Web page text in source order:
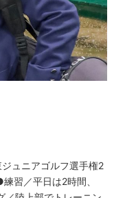
ュニアゴルフ選手権2
習／平日は2時間、